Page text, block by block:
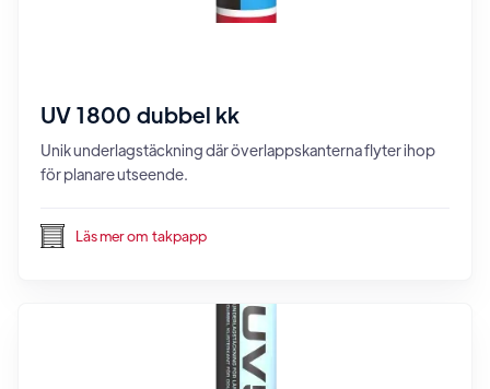
UV 1800 dubbel kk
Unik underlagstäckning där överlappskanterna flyter ihop
för planare utseende.
Läs mer om takpapp